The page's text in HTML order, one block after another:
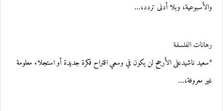
والأسبوعية، وبلا أدنى تردد،…
رهانات الفلسفة
*سعيد ناشيدعلى الأرجح لن يكون في وسعي اقتراح فكرة جديدة أو استجلاء معلومة
غير معروفة،…